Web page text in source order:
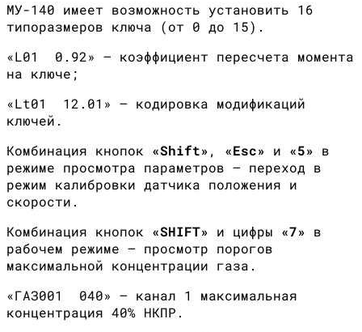
МУ-140 имеет возможность установить 16
типоразмеров ключа (от 0 до 15).
«L01 0.92» — коэффициент пересчета момента
на ключе;
«Lt01 12.01» — кодировка модификаций
ключей.
Комбинация кнопок «Shift», «Esc» и «5» в
режиме просмотра параметров – переход в
режим калибровки датчика положения и
скорости.
Комбинация кнопок «SHIFT» и цифры «7» в
рабочем режиме — просмотр порогов
максимальной концентрации газа.
«ГАЗ001 040» — канал 1 максимальная
концентрация 40% НКПР.